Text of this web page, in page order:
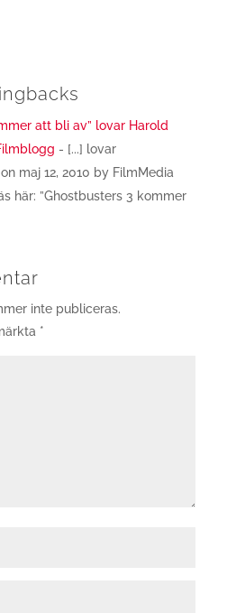
att bli av” lovar Harold
- [...] lovar
maj 12, 2010 by FilmMedia
här: ”Ghostbusters 3 kommer
inte publiceras.
*